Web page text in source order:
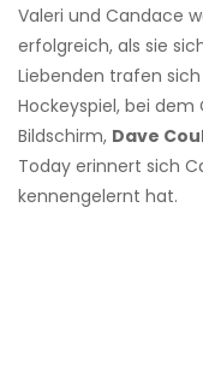
Valeri und Candace
erfolgreich, als sie
Liebenden trafen
Hockeyspiel, bei
Bildschirm, Dave
Today erinnert sich
kennengelernt hat.